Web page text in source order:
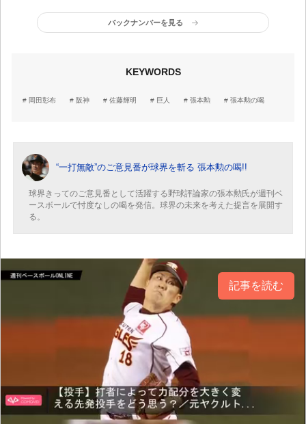
解できる。ならば東西対
抗試合を復活させてはど
日米野球の歴史が変わる
ほど大きな出来事だ」
バックナンバーを見る
KEYWORDS
岡田彰布 阪神 佐藤輝明 巨人 張本勲 張本勲の喝
“一打無敵”のご意見番が球界を斬る 張本勲の喝!!
球界きってのご意見番として活躍する野球評論家の張本勲氏が週刊ベ
ースボールで忖度なしの喝を発信。球界の未来を考えた提言を展開す
る。
記事を読む